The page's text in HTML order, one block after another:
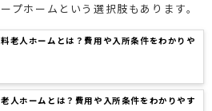
プホームという選択肢もあります。
老人ホームとは？費用や入所条件をわかりや
人ホームとは？費用や入所条件をわかりやす